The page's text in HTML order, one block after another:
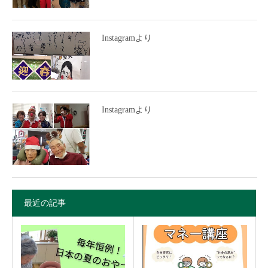
Instagramより
Instagramより
最近の記事